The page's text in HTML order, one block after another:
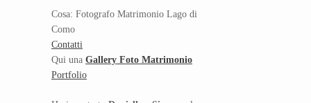
Cosa: Fotografo Matrimonio Lago di
Como
Contatti
Qui una Gallery Foto Matrimonio
Portfolio